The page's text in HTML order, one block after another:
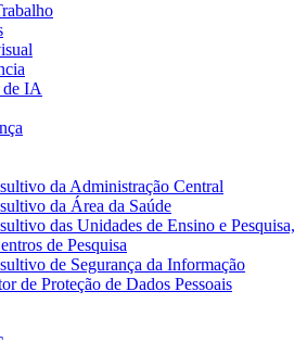
de IA
da Administração Central
da Área da Saúde
das Unidades de Ensino e Pesquisa,
de Pesquisa
de Segurança da Informação
de Proteção de Dados Pessoais